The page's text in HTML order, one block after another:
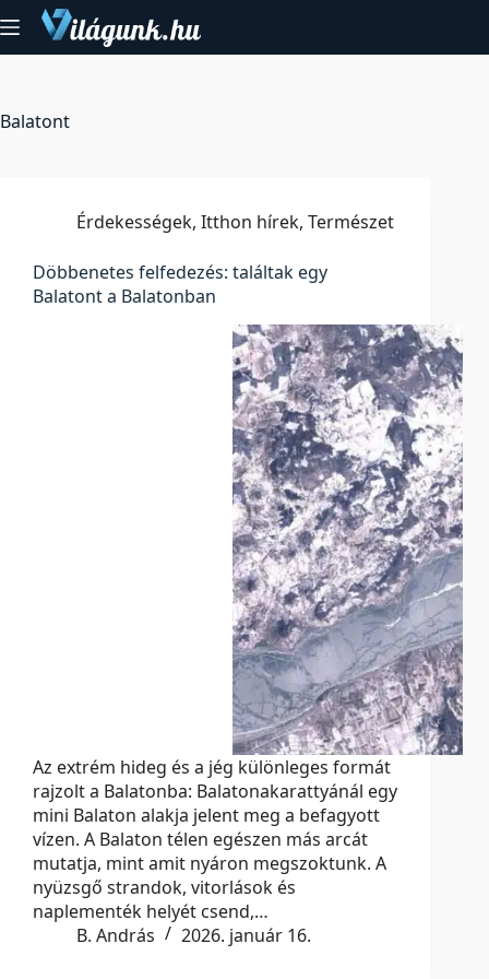
to
content
Balatont
Érdekességek, Itthon hírek, Természet
Döbbenetes felfedezés: találtak egy
Balatont a Balatonban
Az extrém hideg és a jég különleges formát
rajzolt a Balatonba: Balatonakarattyánál egy
mini Balaton alakja jelent meg a befagyott
vízen. A Balaton télen egészen más arcát
mutatja, mint amit nyáron megszoktunk. A
nyüzsgő strandok, vitorlások és
naplementék helyét csend,…
B. András
2026. január 16.